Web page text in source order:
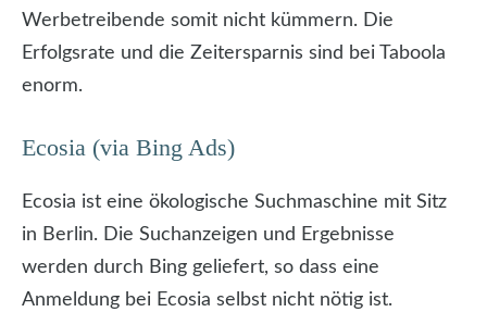
Werbetreibende somit nicht kümmern. Die
Erfolgsrate und die Zeitersparnis sind bei Taboola
enorm.
Ecosia (via Bing Ads)
Ecosia ist eine ökologische Suchmaschine mit Sitz
in Berlin. Die Suchanzeigen und Ergebnisse
werden durch Bing geliefert, so dass eine
Anmeldung bei Ecosia selbst nicht nötig ist.